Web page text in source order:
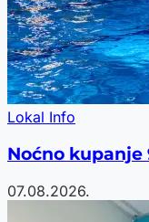
Lokal Info
Noćno kupanje
07.08.2026.